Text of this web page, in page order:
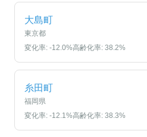
大島町
東京都
変化率: -12.0%高齢化率: 38.2%
糸田町
福岡県
変化率: -12.1%高齢化率: 38.3%